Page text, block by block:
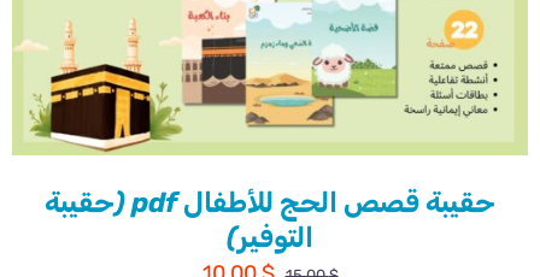
حقيبة قصص الحج للأطفال pdf (حقيبة
التوفير)